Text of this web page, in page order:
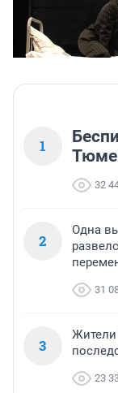
1
32
2
Одна
31
3
23